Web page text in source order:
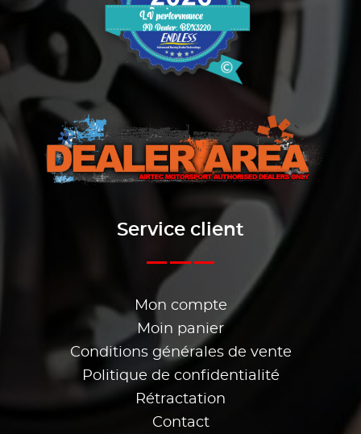
Service client
Mon compte
Moin panier
Conditions générales de vente
Politique de confidentialité
Rétractation
Contact